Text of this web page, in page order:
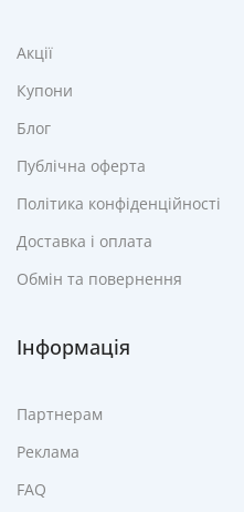
Акції
Купони
Блог
Публічна оферта
Політика конфіденційності
Доставка і оплата
Обмін та повернення
Інформація
Партнерам
Реклама
FAQ